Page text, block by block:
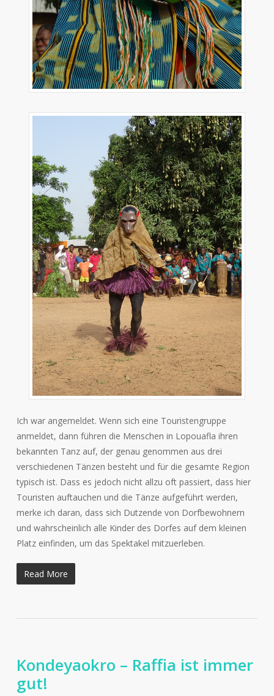
Ich war angemeldet. Wenn sich eine Touristengruppe
anmeldet, dann führen die Menschen in Lopouafla ihren
bekannten Tanz auf, der genau genommen aus drei
verschiedenen Tänzen besteht und für die gesamte Region
typisch ist. Dass es jedoch nicht allzu oft passiert, dass hier
Touristen auftauchen und die Tänze aufgeführt werden,
merke ich daran, dass sich Dutzende von Dorfbewohnern
und wahrscheinlich alle Kinder des Dorfes auf dem kleinen
Platz einfinden, um das Spektakel mitzuerleben.
Read More
Kondeyaokro – Raffia ist immer
gut!